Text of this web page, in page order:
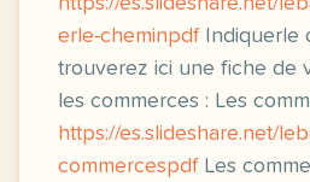
erle-cheminpdfIndiquerle
trouverez ici une fiche de
les commerces : Les
https://es.slideshare.net/
commercespdfLes